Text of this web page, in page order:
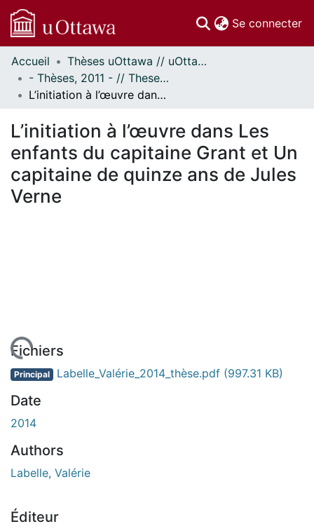
Se connecter
Communautés
et collections
Parcourir
À propos
Accueil
Thèses uOttawa // uOttawa Theses
- Thèses, 2011 - // Theses, 2011 -
L’initiation à l’œuvre dans Les enfants du capitaine Grant et Un capitaine de quinze ans de Jules Verne
L’initiation à l’œuvre dans Les
enfants du capitaine Grant et Un
capitaine de quinze ans de Jules
Verne
Fichiers
Principal Labelle_Valérie_2014_thèse.pdf (997.31 KB)
Date
2014
Authors
Labelle, Valérie
Éditeur